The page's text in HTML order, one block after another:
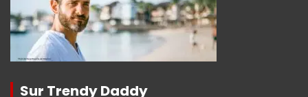
Sur Trendy Daddy